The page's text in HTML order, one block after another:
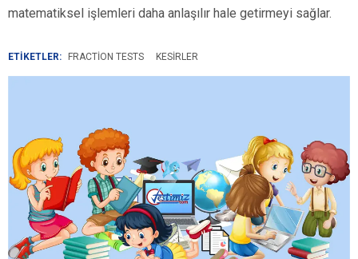
matematiksel işlemleri daha anlaşılır hale getirmeyi sağlar.
ETİKETLER: FRACTION TESTS KESIRLER